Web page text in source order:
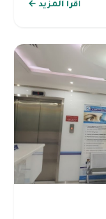
اقرأ المزيد ←